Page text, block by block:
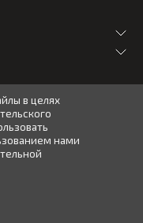
в целях
нами